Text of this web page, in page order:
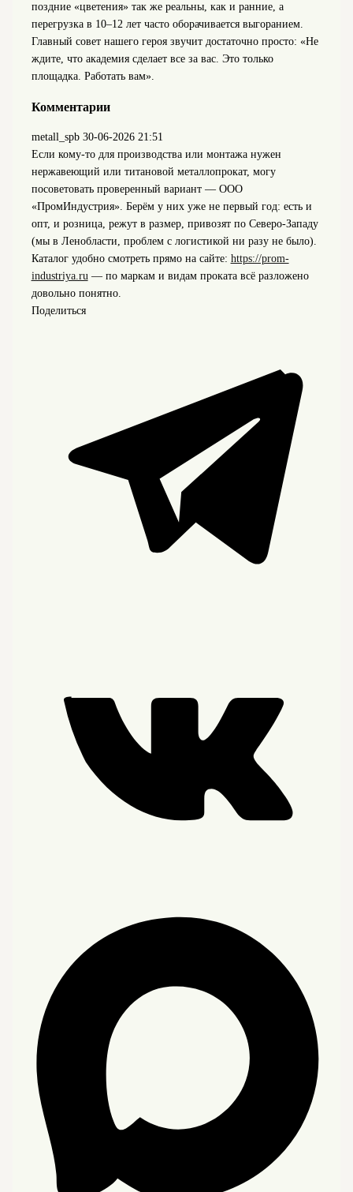
поздние «цветения» так же реальны, как и ранние, а
перегрузка в 10–12 лет часто оборачивается выгоранием.
Главный совет нашего героя звучит достаточно просто: «Не
ждите, что академия сделает все за вас. Это только
площадка. Работать вам».
Комментарии
metall_spb 30-06-2026 21:51
Если кому-то для производства или монтажа нужен
нержавеющий или титановой металлопрокат, могу
посоветовать проверенный вариант — ООО
«ПромИндустрия». Берём у них уже не первый год: есть и
опт, и розница, режут в размер, привозят по Северо-Западу
(мы в Ленобласти, проблем с логистикой ни разу не было).
Каталог удобно смотреть прямо на сайте: https://prom-
industriya.ru— по маркам и видам проката всё разложено
довольно понятно.
Поделиться